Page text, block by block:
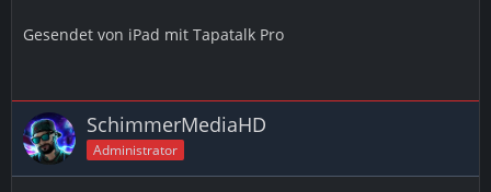
Gesendet von iPad mit Tapatalk Pro
SchimmerMediaHD
Administrator